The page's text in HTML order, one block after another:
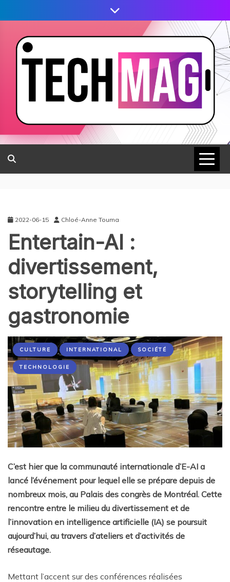
2022-06-15 Chloé-Anne Touma
Entertain-AI :
divertissement,
storytelling et
gastronomie
CULTURE INTERNATIONAL SOCIÉTÉ
TECHNOLOGIE
C’est hier que la communauté internationale d’E-AI a
lancé l’événement pour lequel elle se prépare depuis de
nombreux mois, au Palais des congrès de Montréal. Cette
rencontre entre le milieu du divertissement et de
l’innovation en intelligence artificielle (IA) se poursuit
aujourd’hui, au travers d’ateliers et d’activités de
réseautage.
Mettant l’accent sur des conférences réalisées